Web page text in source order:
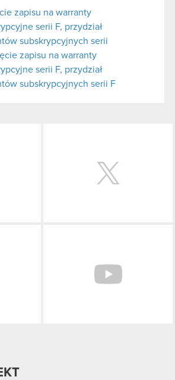
zapisu na warranty
serii F, przydział
subskrypcyjnych serii
zapisu na warranty
serii F, przydział
subskrypcyjnych serii F